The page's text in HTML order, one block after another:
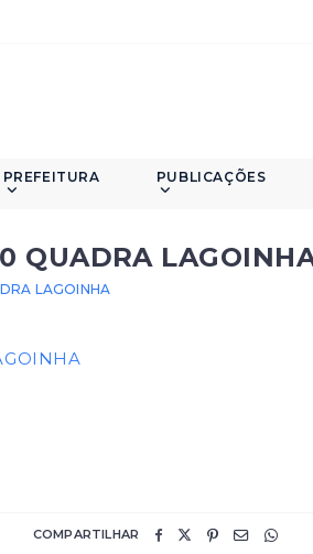
PREFEITURA PUBLICAÇÕES
QUADRA
LAGOINHA
COMPARTILHAR